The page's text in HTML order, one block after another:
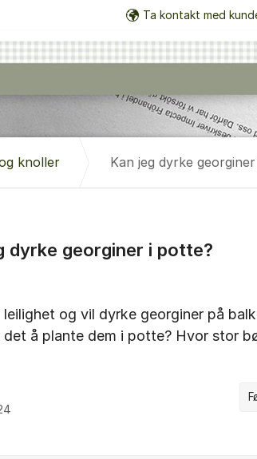
Ta kontakt med
knoller Kan jeg dyrke
dyrke georginer i potte?
og vil dyrke georginer på
det å plante dem i potte? Hvor stor